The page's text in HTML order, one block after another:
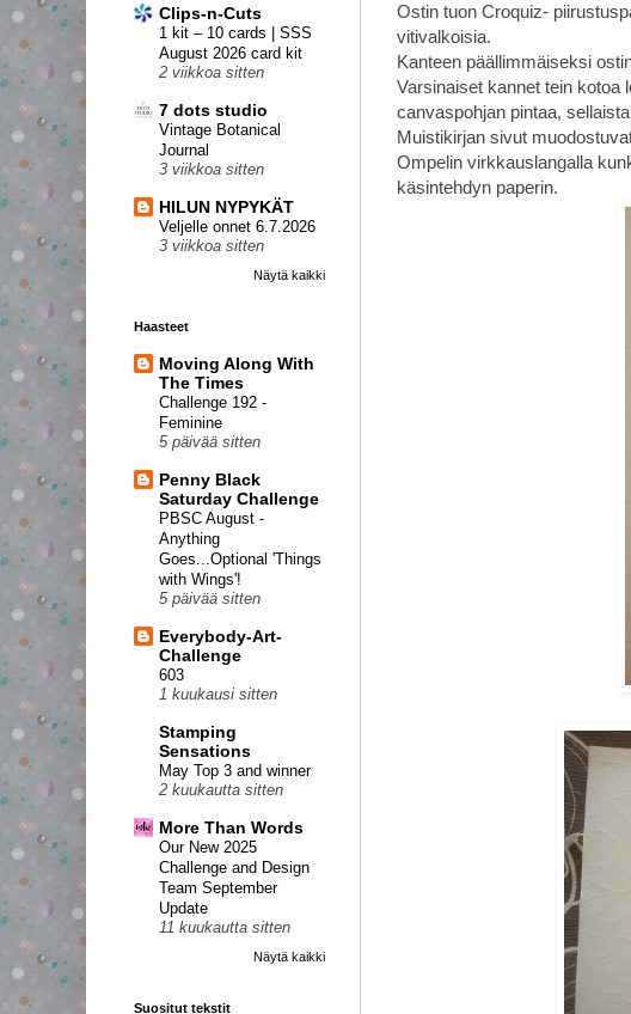
Ostin tuon Croquiz-
vitivalkoisia.
Kanteen päällimmäiseksi
Varsinaiset kannet tein kotoa
canvaspohjan pintaa,
Muistikirjan sivut
Ompelin virkkauslangalla
käsintehdyn paperin.
Clips-n-Cuts
1 kit – 10 cards | SSS
August 2026 card kit
2 viikkoa sitten
7 dots studio
Vintage Botanical
Journal
3 viikkoa sitten
HILUN NYPYKÄT
Veljelle onnet 6.7.2026
3 viikkoa sitten
Näytä kaikki
Haasteet
Moving Along With
The Times
Challenge 192 -
Feminine
5 päivää sitten
Penny Black
Saturday Challenge
PBSC August -
Anything
Goes...Optional 'Things
with Wings'!
5 päivää sitten
Everybody-Art-
Challenge
603
1 kuukausi sitten
Stamping
Sensations
May Top 3 and winner
2 kuukautta sitten
More Than Words
Our New 2025
Challenge and Design
Team September
Update
11 kuukautta sitten
Näytä kaikki
Suositut tekstit